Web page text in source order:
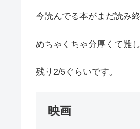
今読んでる本がまだ読み終
めちゃくちゃ分厚くて難
残り2/5ぐらいです。
映画